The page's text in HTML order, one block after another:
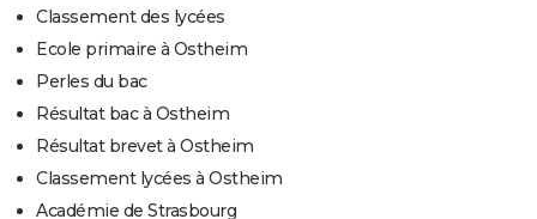
Classement des lycées
Ecole primaire à Ostheim
Perles du bac
Résultat bac à Ostheim
Résultat brevet à Ostheim
Classement lycées à Ostheim
Académie de Strasbourg